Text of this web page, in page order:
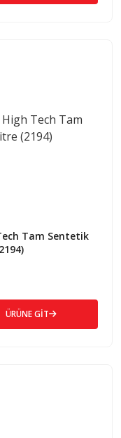
Tam Sentetik
ÜRÜNE GİT